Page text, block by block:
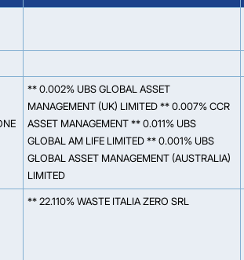
** 0.002% UBS GLOBAL ASSET
MANAGEMENT (UK) LIMITED ** 0.007% CCR
ASSET MANAGEMENT ** 0.011% UBS
GLOBAL AM LIFE LIMITED ** 0.001% UBS
GLOBAL ASSET MANAGEMENT (AUSTRALIA)
LIMITED
** 22.110% WASTE ITALIA ZERO SRL